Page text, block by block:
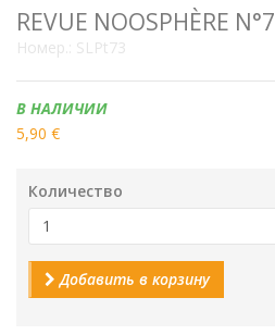
REVUE NOOSPHÈRE N°7
Номер.: SLPt73
Наличие:
В НАЛИЧИИ
5,90 €
Количество
Добавить в корзину